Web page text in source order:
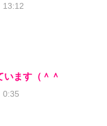
13:12
います（＾＾
0:35